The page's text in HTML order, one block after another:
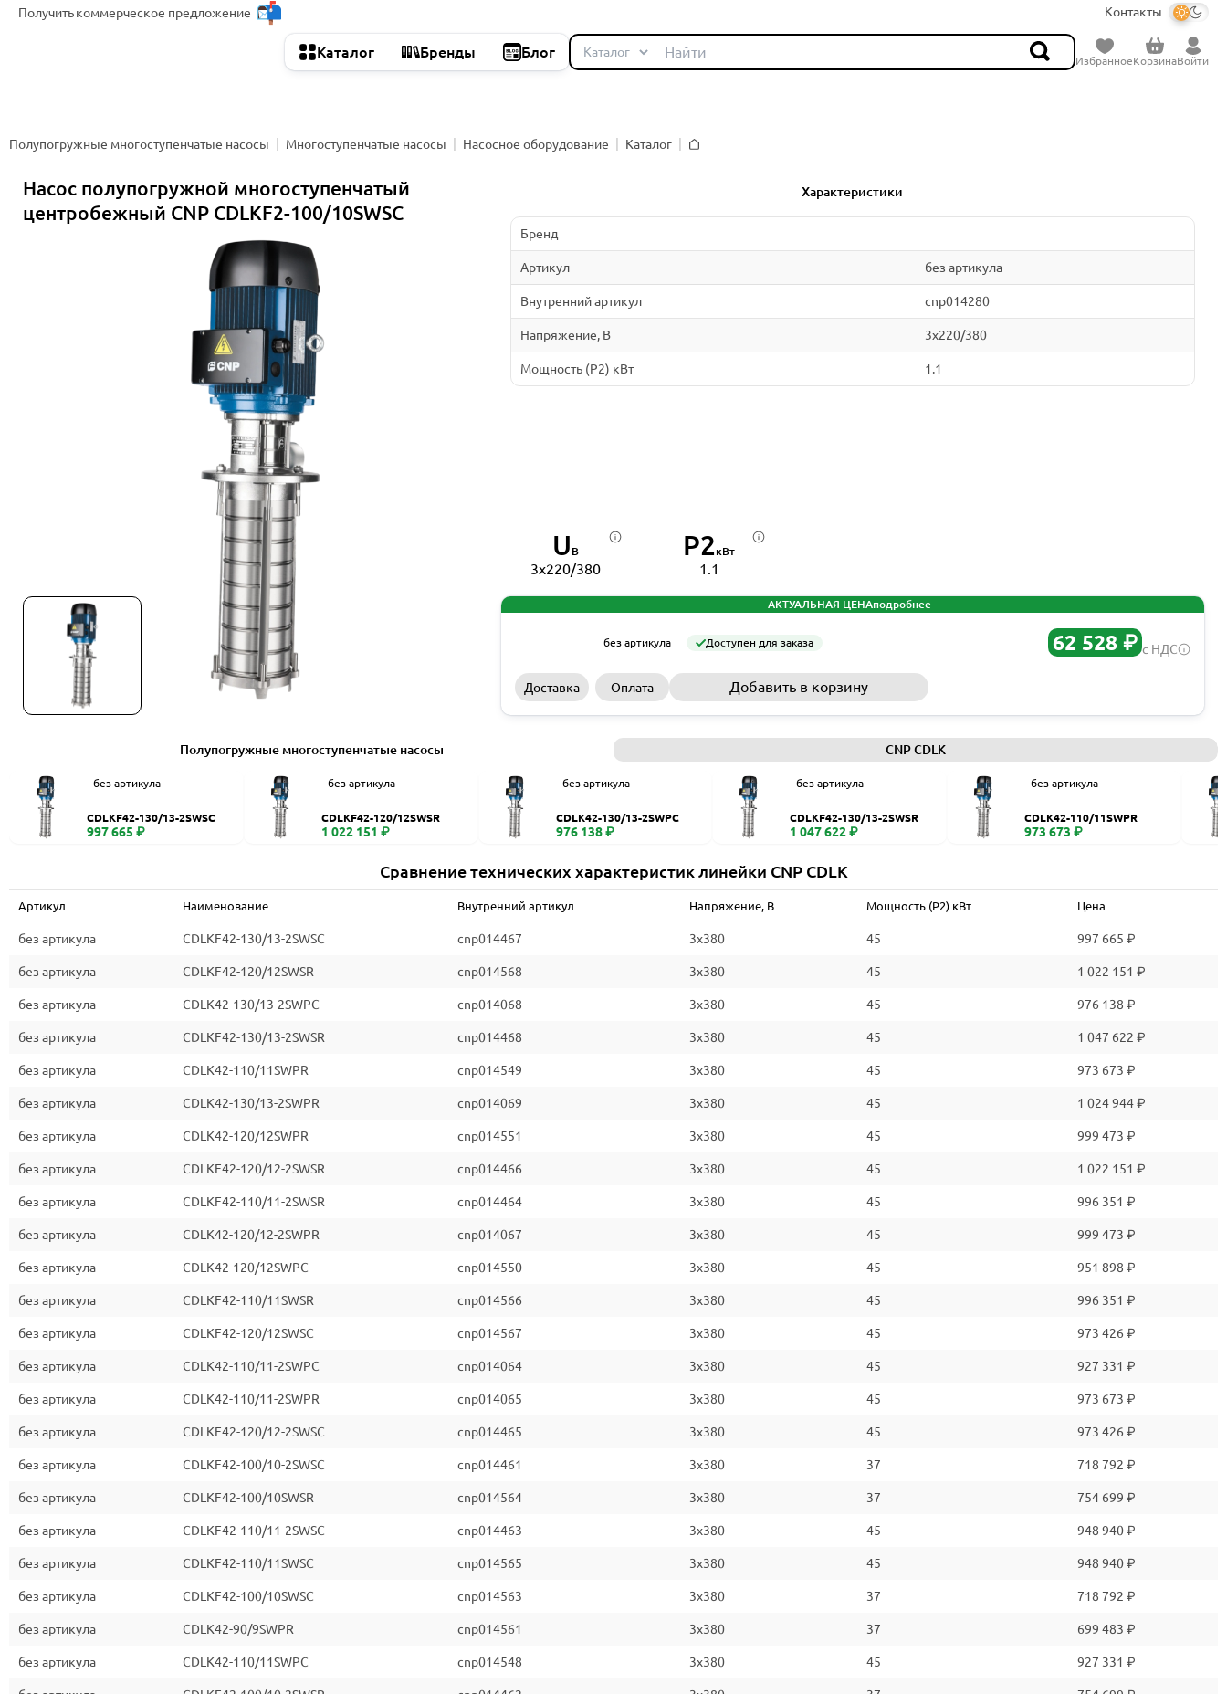
Получитькоммерческое предложение Контакты
Каталог Бренды Блог
ИзбранноеКорзинаВойти
Полупогружные многоступенчатые насосы Многоступенчатые насосы Насосное оборудование
Каталог
Насос полупогружной многоступенчатый
центробежный CNP CDLKF2-100/10SWSC
Характеристики
Бренд
Артикул без артикула
Внутренний артикул cnp014280
Напряжение, В 3x220/380
Мощность (P2) кВт 1.1
U В
3x220/380
P2кВт
1.1
АКТУАЛЬНАЯ ЦЕНАподробнее
без артикула Доступен для заказа 62 528 ₽ с НДС
Доставка Оплата Добавить в корзину
Полупогружные многоступенчатые насосы CNP CDLK
без артикула
CDLKF42-130/13-2SWSC
997 665 ₽
без артикула
CDLKF42-120/12SWSR
1 022 151 ₽
без артикула
CDLK42-130/13-2SWPC
976 138 ₽
без артикула
CDLKF42-130/13-2SWSR
1 047 622 ₽
без артикула
CDLK42-110/11SWPR
973 673 ₽
Сравнение технических характеристик линейки CNP CDLK
Артикул Наименование Внутренний артикул Напряжение, В Мощность (P2) кВт Цена
без артикула CDLKF42-130/13-2SWSC cnp014467 3x380 45 997 665 ₽
без артикула CDLKF42-120/12SWSR cnp014568 3x380 45 1 022 151 ₽
без артикула CDLK42-130/13-2SWPC cnp014068 3x380 45 976 138 ₽
без артикула CDLKF42-130/13-2SWSR cnp014468 3x380 45 1 047 622 ₽
без артикула CDLK42-110/11SWPR cnp014549 3x380 45 973 673 ₽
без артикула CDLK42-130/13-2SWPR cnp014069 3x380 45 1 024 944 ₽
без артикула CDLK42-120/12SWPR cnp014551 3x380 45 999 473 ₽
без артикула CDLKF42-120/12-2SWSR cnp014466 3x380 45 1 022 151 ₽
без артикула CDLKF42-110/11-2SWSR cnp014464 3x380 45 996 351 ₽
без артикула CDLK42-120/12-2SWPR cnp014067 3x380 45 999 473 ₽
без артикула CDLK42-120/12SWPC cnp014550 3x380 45 951 898 ₽
без артикула CDLKF42-110/11SWSR cnp014566 3x380 45 996 351 ₽
без артикула CDLKF42-120/12SWSC cnp014567 3x380 45 973 426 ₽
без артикула CDLK42-110/11-2SWPC cnp014064 3x380 45 927 331 ₽
без артикула CDLK42-110/11-2SWPR cnp014065 3x380 45 973 673 ₽
без артикула CDLKF42-120/12-2SWSC cnp014465 3x380 45 973 426 ₽
без артикула CDLKF42-100/10-2SWSC cnp014461 3x380 37 718 792 ₽
без артикула CDLKF42-100/10SWSR cnp014564 3x380 37 754 699 ₽
без артикула CDLKF42-110/11-2SWSC cnp014463 3x380 45 948 940 ₽
без артикула CDLKF42-110/11SWSC cnp014565 3x380 45 948 940 ₽
без артикула CDLKF42-100/10SWSC cnp014563 3x380 37 718 792 ₽
без артикула CDLK42-90/9SWPR cnp014561 3x380 37 699 483 ₽
без артикула CDLK42-110/11SWPC cnp014548 3x380 45 927 331 ₽